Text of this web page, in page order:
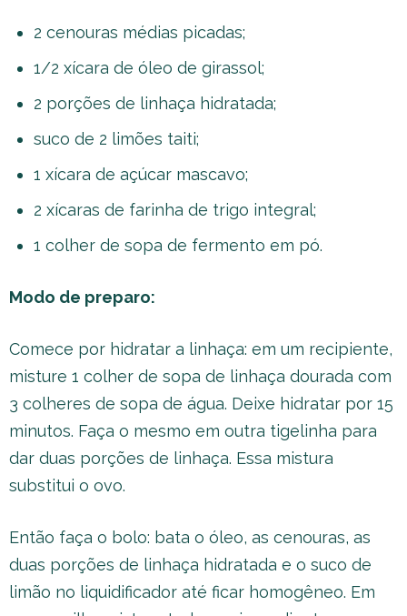
2 cenouras médias picadas;
1/2 xícara de óleo de girassol;
2 porções de linhaça hidratada;
suco de 2 limões taiti;
1 xícara de açúcar mascavo;
2 xícaras de farinha de trigo integral;
1 colher de sopa de fermento em pó.
Modo de preparo:
Comece por hidratar a linhaça: em um recipiente,
misture 1 colher de sopa de linhaça dourada com
3 colheres de sopa de água. Deixe hidratar por 15
minutos. Faça o mesmo em outra tigelinha para
dar duas porções de linhaça. Essa mistura
substitui o ovo.
Então faça o bolo: bata o óleo, as cenouras, as
duas porções de linhaça hidratada e o suco de
limão no liquidificador até ficar homogêneo. Em